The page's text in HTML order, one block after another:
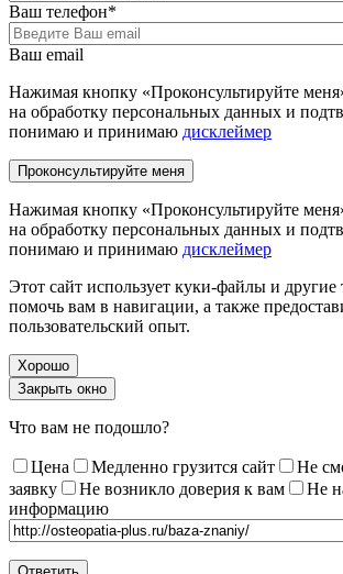
Ваш телефон*
Ваш email
Нажимая кнопку «Проконсультируйте
на обработку персональных данных и
понимаю и принимаю дисклеймер
Нажимая кнопку «Проконсультируйте
на обработку персональных данных и
понимаю и принимаю дисклеймер
Этот сайт использует куки-файлы и
помочь вам в навигации, а также
пользовательский опыт.
Хорошо
Закрыть окно
Что вам не подошло?
Цена Медленно грузится сайт
Не
заявку
Не возникло доверия к вам
Не
информацию